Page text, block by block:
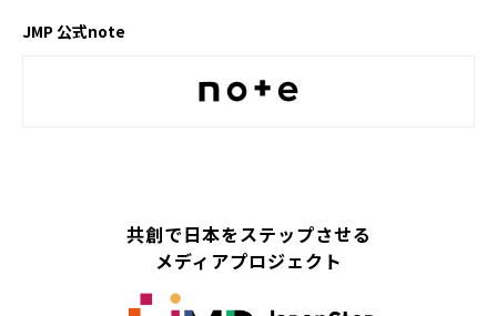
JMP 公式note
共創で日本をステップさせる
メディアプロジェクト